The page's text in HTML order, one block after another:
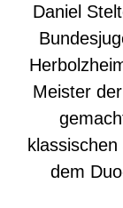
Daniel
Meister
dem